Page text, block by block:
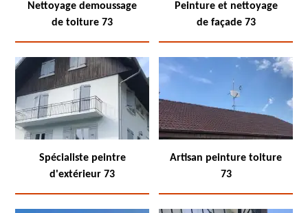
Nettoyage demoussage
de toiture 73
Peinture et nettoyage
de façade 73
Spécialiste peintre
d'extérieur 73
Artisan peinture toiture
73